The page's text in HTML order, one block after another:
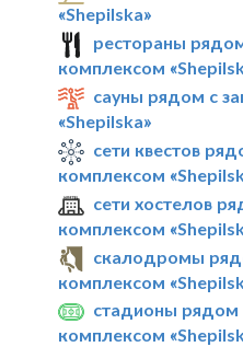
«Shepilska»
рестораны
комплексом
сауны рядом с
«Shepilska»
сети квестов
комплексом
сети хостелов
комплексом
скалодромы
комплексом
стадионы рядом
комплексом